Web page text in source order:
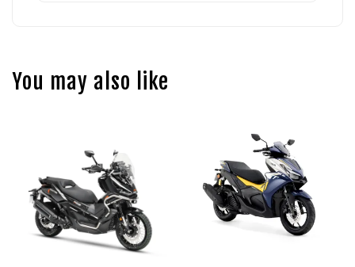
You may also like